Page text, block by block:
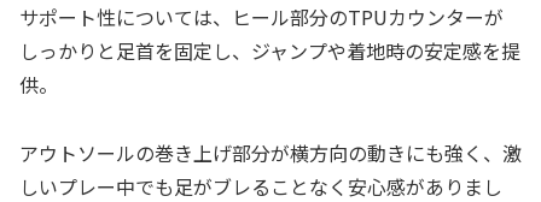
サポート性については、ヒール部分のTPUカウンターが
しっかりと足首を固定し、ジャンプや着地時の安定感を提
供。
アウトソールの巻き上げ部分が横方向の動きにも強く、激
しいプレー中でも足がブレることなく安心感がありまし